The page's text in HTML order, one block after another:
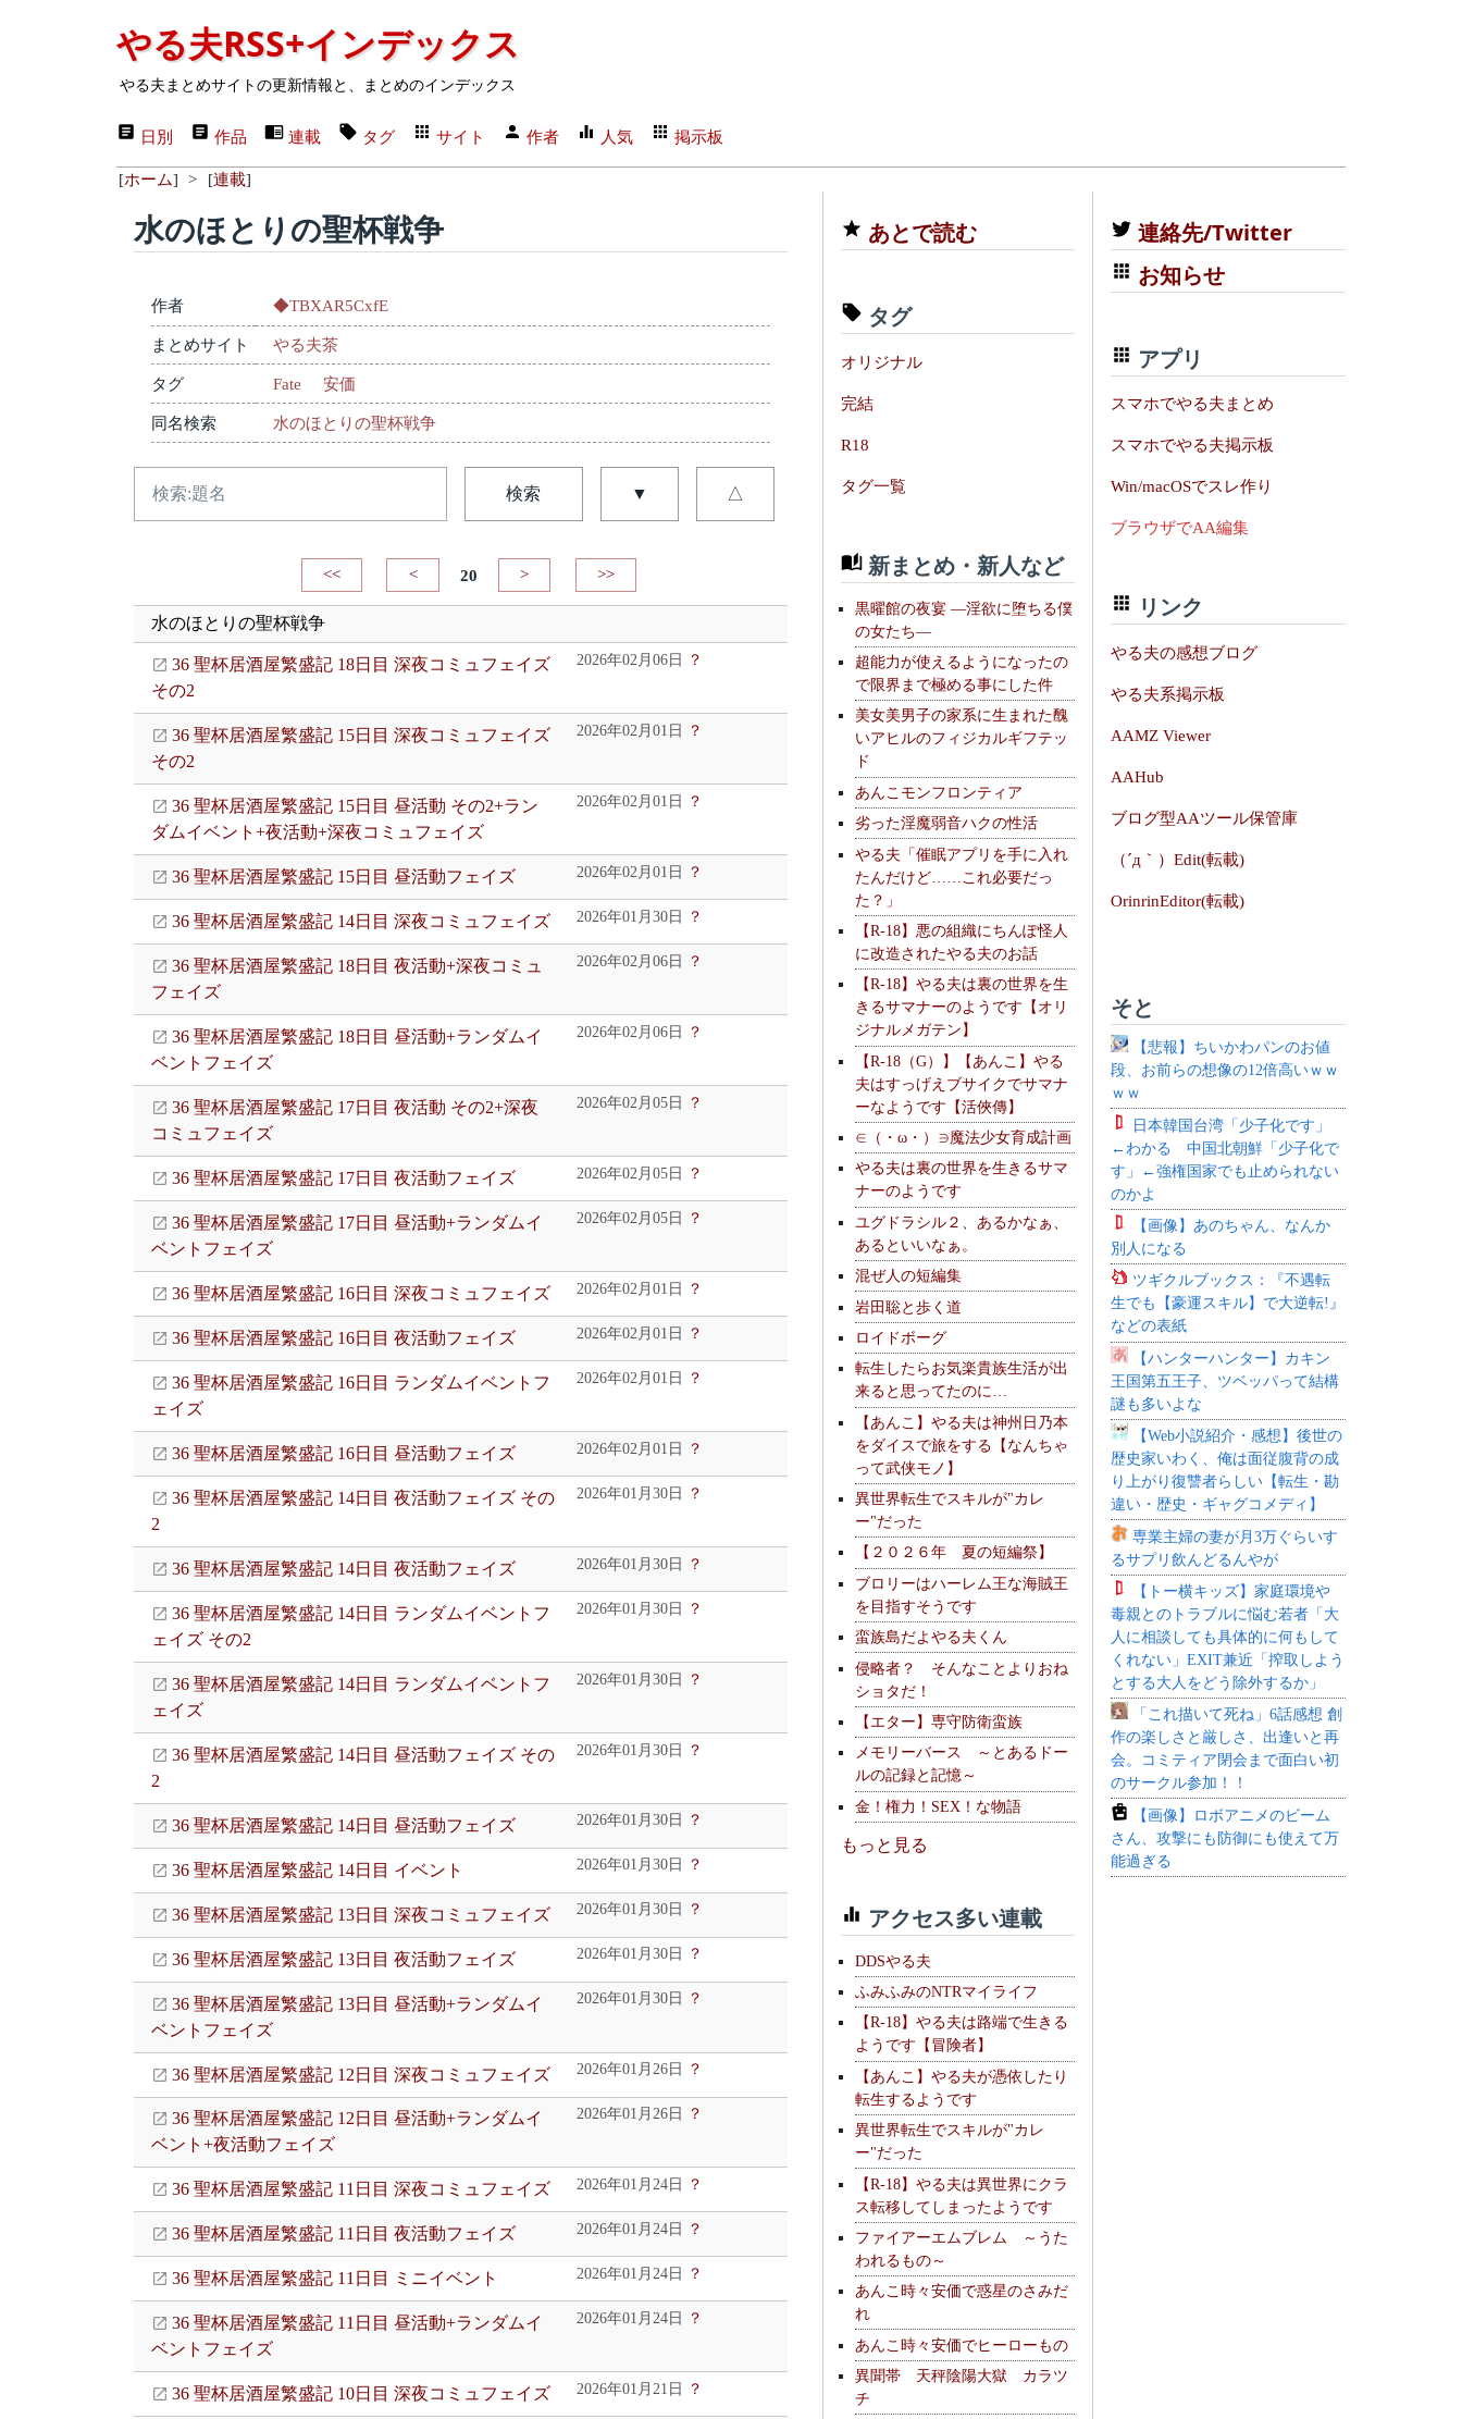
やる夫RSS+インデックス
やる夫まとめサイトの更新情報と、まとめのインデックス
日別 作品 連載 タグ サイト 作者 人気 掲示板
[ホーム] > [連載]
水のほとりの聖杯戦争
作者 ◆TBXAR5CxfE
まとめサイト やる夫茶
タグ Fate 安価
同名検索 水のほとりの聖杯戦争
検索 ▼ △
<< < 20 > >>
水のほとりの聖杯戦争
36 聖杯居酒屋繁盛記 18日目 深夜コミュフェイズ
その2
2026年02月06日 ？
36 聖杯居酒屋繁盛記 15日目 深夜コミュフェイズ
その2
2026年02月01日 ？
36 聖杯居酒屋繁盛記 15日目 昼活動 その2+ラン
ダムイベント+夜活動+深夜コミュフェイズ
2026年02月01日 ？
36 聖杯居酒屋繁盛記 15日目 昼活動フェイズ 2026年02月01日 ？
36 聖杯居酒屋繁盛記 14日目 深夜コミュフェイズ 2026年01月30日 ？
36 聖杯居酒屋繁盛記 18日目 夜活動+深夜コミュ
フェイズ
2026年02月06日 ？
36 聖杯居酒屋繁盛記 18日目 昼活動+ランダムイ
ベントフェイズ
2026年02月06日 ？
36 聖杯居酒屋繁盛記 17日目 夜活動 その2+深夜
コミュフェイズ
2026年02月05日 ？
36 聖杯居酒屋繁盛記 17日目 夜活動フェイズ 2026年02月05日 ？
36 聖杯居酒屋繁盛記 17日目 昼活動+ランダムイ
ベントフェイズ
2026年02月05日 ？
36 聖杯居酒屋繁盛記 16日目 深夜コミュフェイズ 2026年02月01日 ？
36 聖杯居酒屋繁盛記 16日目 夜活動フェイズ 2026年02月01日 ？
36 聖杯居酒屋繁盛記 16日目 ランダムイベントフ
ェイズ
2026年02月01日 ？
36 聖杯居酒屋繁盛記 16日目 昼活動フェイズ 2026年02月01日 ？
36 聖杯居酒屋繁盛記 14日目 夜活動フェイズ その
2
2026年01月30日 ？
36 聖杯居酒屋繁盛記 14日目 夜活動フェイズ 2026年01月30日 ？
36 聖杯居酒屋繁盛記 14日目 ランダムイベントフ
ェイズ その2
2026年01月30日 ？
36 聖杯居酒屋繁盛記 14日目 ランダムイベントフ
ェイズ
2026年01月30日 ？
36 聖杯居酒屋繁盛記 14日目 昼活動フェイズ その
2
2026年01月30日 ？
36 聖杯居酒屋繁盛記 14日目 昼活動フェイズ 2026年01月30日 ？
36 聖杯居酒屋繁盛記 14日目 イベント 2026年01月30日 ？
36 聖杯居酒屋繁盛記 13日目 深夜コミュフェイズ 2026年01月30日 ？
36 聖杯居酒屋繁盛記 13日目 夜活動フェイズ 2026年01月30日 ？
36 聖杯居酒屋繁盛記 13日目 昼活動+ランダムイ
ベントフェイズ
2026年01月30日 ？
36 聖杯居酒屋繁盛記 12日目 深夜コミュフェイズ 2026年01月26日 ？
36 聖杯居酒屋繁盛記 12日目 昼活動+ランダムイ
ベント+夜活動フェイズ
2026年01月26日 ？
36 聖杯居酒屋繁盛記 11日目 深夜コミュフェイズ 2026年01月24日 ？
36 聖杯居酒屋繁盛記 11日目 夜活動フェイズ 2026年01月24日 ？
36 聖杯居酒屋繁盛記 11日目 ミニイベント 2026年01月24日 ？
36 聖杯居酒屋繁盛記 11日目 昼活動+ランダムイ
ベントフェイズ
2026年01月24日 ？
36 聖杯居酒屋繁盛記 10日目 深夜コミュフェイズ 2026年01月21日 ？
あとで読む
タグ
オリジナル
完結
R18
タグ一覧
新まとめ・新人など
黒曜館の夜宴 —淫欲に堕ちる僕
の女たち—
超能力が使えるようになったの
で限界まで極める事にした件
美女美男子の家系に生まれた醜
いアヒルのフィジカルギフテッ
ド
あんこモンフロンティア
劣った淫魔弱音ハクの性活
やる夫「催眠アプリを手に入れ
たんだけど……これ必要だっ
た？」
【R-18】悪の組織にちんぽ怪人
に改造されたやる夫のお話
【R-18】やる夫は裏の世界を生
きるサマナーのようです【オリ
ジナルメガテン】
【R-18（G）】【あんこ】やる
夫はすっげえブサイクでサマナ
ーなようです【活俠傳】
∈（・ω・）∋魔法少女育成計画
やる夫は裏の世界を生きるサマ
ナーのようです
ユグドラシル２、あるかなぁ、
あるといいなぁ。
混ぜ人の短編集
岩田聡と歩く道
ロイドボーグ
転生したらお気楽貴族生活が出
来ると思ってたのに…
【あんこ】やる夫は神州日乃本
をダイスで旅をする【なんちゃ
って武侠モノ】
異世界転生でスキルが"カレ
ー"だった
【２０２６年 夏の短編祭】
ブロリーはハーレム王な海賊王
を目指すそうです
蛮族島だよやる夫くん
侵略者？ そんなことよりおね
ショタだ！
【エター】専守防衛蛮族
メモリーバース ～とあるドー
ルの記録と記憶～
金！権力！SEX！な物語
もっと見る
アクセス多い連載
DDSやる夫
ふみふみのNTRマイライフ
【R-18】やる夫は路端で生きる
ようです【冒険者】
【あんこ】やる夫が憑依したり
転生するようです
異世界転生でスキルが"カレ
ー"だった
【R-18】やる夫は異世界にクラ
ス転移してしまったようです
ファイアーエムブレム ～うた
われるもの～
あんこ時々安価で惑星のさみだ
れ
あんこ時々安価でヒーローもの
異聞帯 天秤陰陽大獄 カラツ
チ
連絡先/Twitter
お知らせ
アプリ
スマホでやる夫まとめ
スマホでやる夫掲示板
Win/macOSでスレ作り
ブラウザでAA編集
リンク
やる夫の感想ブログ
やる夫系掲示板
AAMZ Viewer
AAHub
ブログ型AAツール保管庫
（´д｀）Edit(転載)
OrinrinEditor(転載)
そと
【悲報】ちいかわパンのお値
段、お前らの想像の12倍高いｗｗ
ｗｗ
日本韓国台湾「少子化です」
←わかる 中国北朝鮮「少子化で
す」←強権国家でも止められない
のかよ
【画像】あのちゃん、なんか
別人になる
ツギクルブックス：『不遇転
生でも【豪運スキル】で大逆転!』
などの表紙
【ハンターハンター】カキン
王国第五王子、ツベッパって結構
謎も多いよな
【Web小説紹介・感想】後世の
歴史家いわく、俺は面従腹背の成
り上がり復讐者らしい【転生・勘
違い・歴史・ギャグコメディ】
専業主婦の妻が月3万ぐらいす
るサプリ飲んどるんやが
【トー横キッズ】家庭環境や
毒親とのトラブルに悩む若者「大
人に相談しても具体的に何もして
くれない」EXIT兼近「搾取しよう
とする大人をどう除外するか」
「これ描いて死ね」6話感想 創
作の楽しさと厳しさ、出逢いと再
会。コミティア閉会まで面白い初
のサークル参加！！
【画像】ロボアニメのビーム
さん、攻撃にも防御にも使えて万
能過ぎる